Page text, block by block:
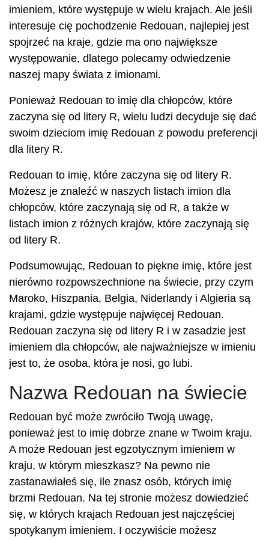
imieniem, które występuje w wielu krajach. Ale jeśli
interesuje cię pochodzenie Redouan, najlepiej jest
spojrzeć na kraje, gdzie ma ono największe
występowanie, dlatego polecamy odwiedzenie
naszej mapy świata z imionami.
Ponieważ Redouan to imię dla chłopców, które
zaczyna się od litery R, wielu ludzi decyduje się dać
swoim dzieciom imię Redouan z powodu preferencji
dla litery R.
Redouan to imię, które zaczyna się od litery R.
Możesz je znaleźć w naszych listach imion dla
chłopców, które zaczynają się od R, a także w
listach imion z różnych krajów, które zaczynają się
od litery R.
Podsumowując, Redouan to piękne imię, które jest
nierówno rozpowszechnione na świecie, przy czym
Maroko, Hiszpania, Belgia, Niderlandy i Algieria są
krajami, gdzie występuje najwięcej Redouan.
Redouan zaczyna się od litery R i w zasadzie jest
imieniem dla chłopców, ale najważniejsze w imieniu
jest to, że osoba, która je nosi, go lubi.
Nazwa Redouan na świecie
Redouan być może zwróciło Twoją uwagę,
ponieważ jest to imię dobrze znane w Twoim kraju.
A może Redouan jest egzotycznym imieniem w
kraju, w którym mieszkasz? Na pewno nie
zastanawiałeś się, ile znasz osób, których imię
brzmi Redouan. Na tej stronie możesz dowiedzieć
się, w których krajach Redouan jest najczęściej
spotykanym imieniem. I oczywiście możesz